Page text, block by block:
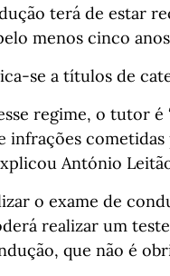
terá de estar
menos cinco
se a títulos de
regime, o tutor é
infrações cometidas
António
o exame de
realizar um
que não é